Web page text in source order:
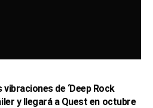
vibraciones de ‘Deep Rock
y llegará a Quest en octubre